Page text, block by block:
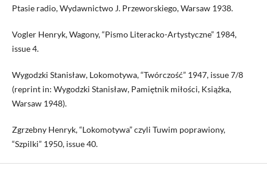
Ptasie radio, Wydawnictwo J. Przeworskiego, Warsaw 1938.
Vogler Henryk, Wagony, “Pismo Literacko-Artystyczne” 1984,
issue 4.
Wygodzki Stanisław, Lokomotywa, “Twórczość” 1947, issue 7/8
(reprint in: Wygodzki Stanisław, Pamiętnik miłości, Książka,
Warsaw 1948).
Zgrzebny Henryk, “Lokomotywa” czyli Tuwim poprawiony,
“Szpilki” 1950, issue 40.